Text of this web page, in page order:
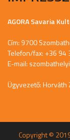
AGORA Savaria
Cím: 9700
Telefon/fax: +36
E-mail:
Ügyvezető: Horváth
Copyright ©